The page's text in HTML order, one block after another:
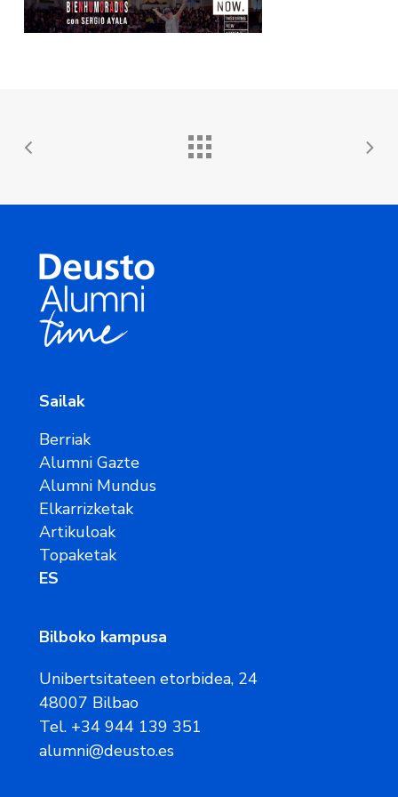
Sailak
Berriak
Alumni Gazte
Alumni Mundus
Elkarrizketak
Artikuloak
Topaketak
ES
Bilboko kampusa
Unibertsitateen etorbidea, 24
48007 Bilbao
Tel. +34 944 139 351
alumni@deusto.es